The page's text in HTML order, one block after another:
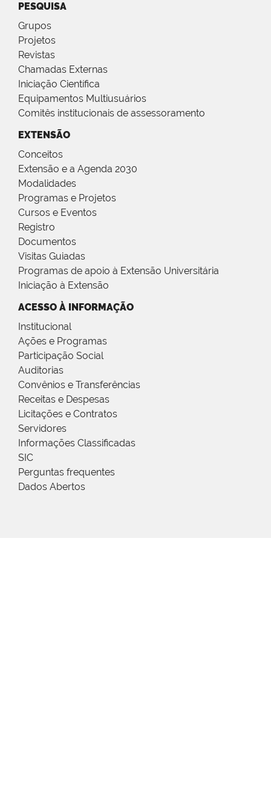
PESQUISA
Grupos
Projetos
Revistas
Chamadas Externas
Iniciação Científica
Equipamentos Multiusuários
Comitês institucionais de assessoramento
EXTENSÃO
Conceitos
Extensão e a Agenda 2030
Modalidades
Programas e Projetos
Cursos e Eventos
Registro
Documentos
Visitas Guiadas
Programas de apoio à Extensão Universitária
Iniciação à Extensão
ACESSO À INFORMAÇÃO
Institucional
Ações e Programas
Participação Social
Auditorias
Convênios e Transferências
Receitas e Despesas
Licitações e Contratos
Servidores
Informações Classificadas
SIC
Perguntas frequentes
Dados Abertos